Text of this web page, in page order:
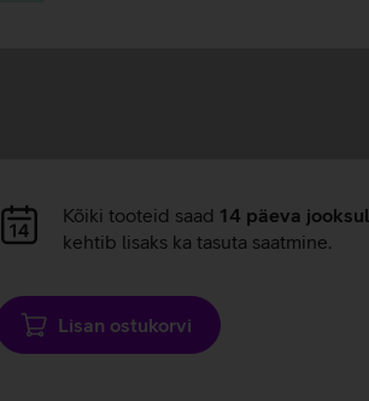
Andmete
laadimine
Kõiki tooteid saad 14 päeva jooksul
kehtib lisaks ka tasuta saatmine.
Lisan ostukorvi